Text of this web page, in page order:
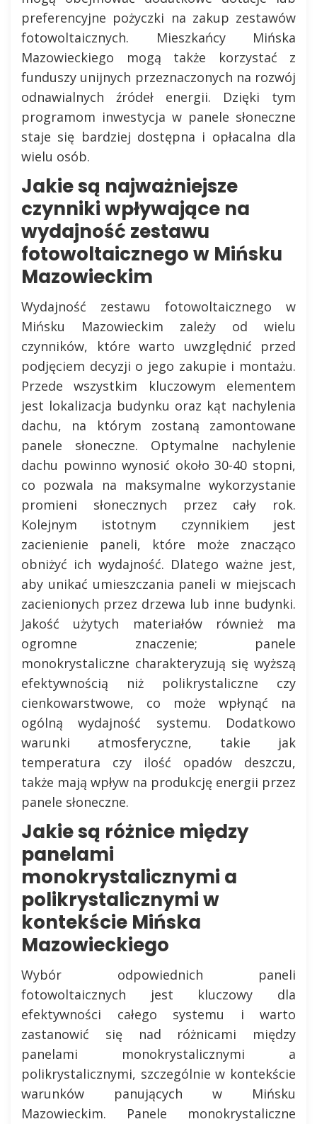
preferencyjne pożyczki na zakup zestawów
fotowoltaicznych. Mieszkańcy Mińska
Mazowieckiego mogą także korzystać z
funduszy unijnych przeznaczonych na rozwój
odnawialnych źródeł energii. Dzięki tym
programom inwestycja w panele słoneczne
staje się bardziej dostępna i opłacalna dla
wielu osób.
Jakie są najważniejsze
czynniki wpływające na
wydajność zestawu
fotowoltaicznego w Mińsku
Mazowieckim
Wydajność zestawu fotowoltaicznego w
Mińsku Mazowieckim zależy od wielu
czynników, które warto uwzględnić przed
podjęciem decyzji o jego zakupie i montażu.
Przede wszystkim kluczowym elementem
jest lokalizacja budynku oraz kąt nachylenia
dachu, na którym zostaną zamontowane
panele słoneczne. Optymalne nachylenie
dachu powinno wynosić około 30-40 stopni,
co pozwala na maksymalne wykorzystanie
promieni słonecznych przez cały rok.
Kolejnym istotnym czynnikiem jest
zacienienie paneli, które może znacząco
obniżyć ich wydajność. Dlatego ważne jest,
aby unikać umieszczania paneli w miejscach
zacienionych przez drzewa lub inne budynki.
Jakość użytych materiałów również ma
ogromne znaczenie; panele
monokrystaliczne charakteryzują się wyższą
efektywnością niż polikrystaliczne czy
cienkowarstwowe, co może wpłynąć na
ogólną wydajność systemu. Dodatkowo
warunki atmosferyczne, takie jak
temperatura czy ilość opadów deszczu,
także mają wpływ na produkcję energii przez
panele słoneczne.
Jakie są różnice między
panelami
monokrystalicznymi a
polikrystalicznymi w
kontekście Mińska
Mazowieckiego
Wybór odpowiednich paneli
fotowoltaicznych jest kluczowy dla
efektywności całego systemu i warto
zastanowić się nad różnicami między
panelami monokrystalicznymi a
polikrystalicznymi, szczególnie w kontekście
warunków panujących w Mińsku
Mazowieckim. Panele monokrystaliczne